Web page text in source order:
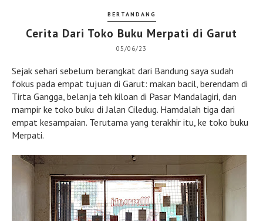
BERTANDANG
Cerita Dari Toko Buku Merpati di Garut
05/06/23
Sejak sehari sebelum berangkat dari Bandung saya sudah
fokus pada empat tujuan di Garut: makan bacil, berendam di
Tirta Gangga, belanja teh kiloan di Pasar Mandalagiri, dan
mampir ke toko buku di Jalan Ciledug. Hamdalah tiga dari
empat kesampaian. Terutama yang terakhir itu, ke toko buku
Merpati.